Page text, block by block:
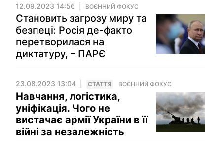
12.09.2023 14:56 ВОЄННИЙ ФОКУС
Становить загрозу миру та
безпеці: Росія де-факто
перетворилася на
диктатуру, – ПАРЄ
23.08.2023 13:04 СТАТТЯ ВОЄННИЙ ФОКУС
Навчання, логістика,
уніфікація. Чого не
вистачає армії України в її
війні за незалежність